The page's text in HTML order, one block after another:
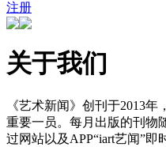
注册
关于我们
《艺术新闻》创刊于2013
重要一员。每月出版的刊物
过网站以及APP“iart艺闻”